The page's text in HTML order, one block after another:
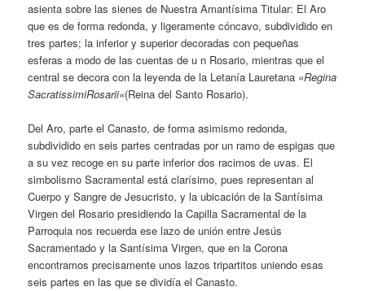
asienta sobre las sienes de Nuestra Amantísima Titular: El Aro
que es de forma redonda, y ligeramente cóncavo, subdividido en
tres partes; la inferior y superior decoradas con pequeñas
esferas a modo de las cuentas de u n Rosario, mientras que el
central se decora con la leyenda de la Letanía Lauretana «Regina
SacratissimiRosarii«(Reina del Santo Rosario).
Del Aro, parte el Canasto, de forma asimismo redonda,
subdividido en seis partes centradas por un ramo de espigas que
a su vez recoge en su parte inferior dos racimos de uvas. El
simbolismo Sacramental está clarísimo, pues representan al
Cuerpo y Sangre de Jesucristo, y la ubicación de la Santísima
Virgen del Rosario presidiendo la Capilla Sacramental de la
Parroquia nos recuerda ese lazo de unión entre Jesús
Sacramentado y la Santísima Virgen, que en la Corona
encontramos precisamente unos lazos tripartitos uniendo esas
seis partes en las que se dividía el Canasto.